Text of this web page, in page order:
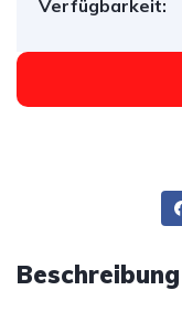
Verfügbarkeit:
Beschreibung